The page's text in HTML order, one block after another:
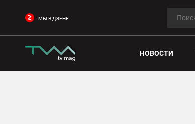
МЫ В ДЗЕНЕ
НОВОСТИ